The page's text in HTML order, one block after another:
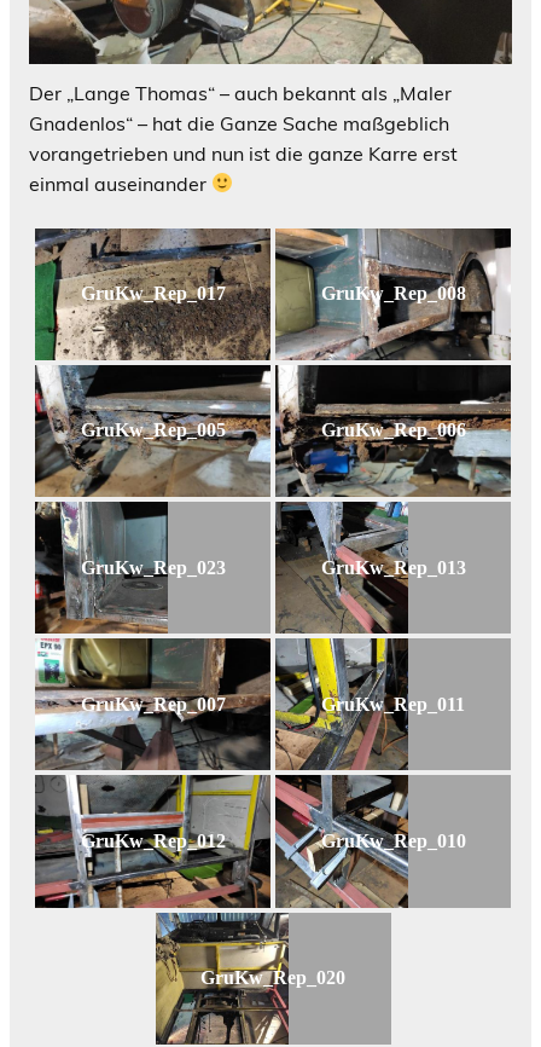
Der „Lange Thomas“ – auch bekannt als „Maler
Gnadenlos“ – hat die Ganze Sache maßgeblich
vorangetrieben und nun ist die ganze Karre erst
einmal auseinander
GruKw_Rep_017 GruKw_Rep_008
GruKw_Rep_005 GruKw_Rep_006
GruKw_Rep_023 GruKw_Rep_013
GruKw_Rep_007 GruKw_Rep_011
GruKw_Rep_012 GruKw_Rep_010
GruKw_Rep_020